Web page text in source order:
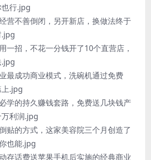
行.jpg
营不善倒闭，另开新店，换做法终于
一招，不花一分钱开了10个直营店，
最成功商业模式，洗碗机通过免费
.jpg
学的持久赚钱套路，免费送几块钱产
利润.jpg
贴的方式，这家美容院三个月创造了
也能.jpg
存话费送苹果手机后实施的经典商业